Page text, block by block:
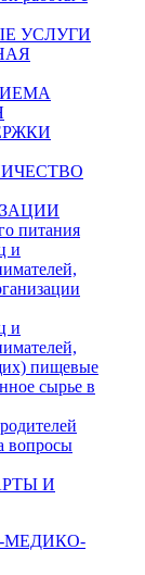
УСЛУГИ
питания
и
и
пищевые
сырье в
вопросы
И
МЕДИКО-